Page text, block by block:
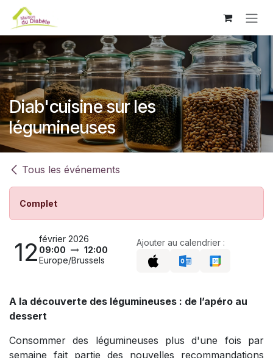
Se rendre au contenu
Diab'cuisine sur les
légumineuses
Tous les événements
Complet
12février 2026
09:00
12:00
Europe/Brussels
Ajouter au calendrier :
A la découverte des légumineuses : de l’apéro au
dessert
Consommer des légumineuses plus d'une fois par
semaine fait partie des nouvelles recommandations